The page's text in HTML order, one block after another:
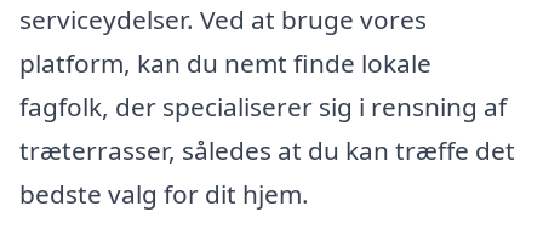
serviceydelser. Ved at bruge vores
platform, kan du nemt finde lokale
fagfolk, der specialiserer sig i rensning af
træterrasser, således at du kan træffe det
bedste valg for dit hjem.